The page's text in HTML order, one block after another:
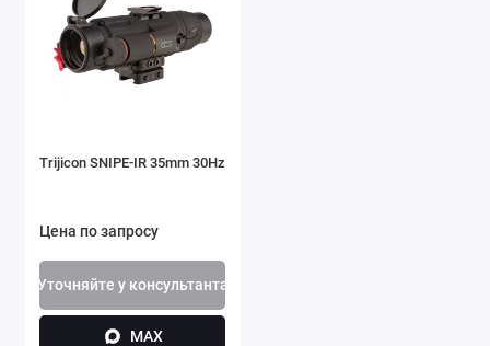
Trijicon SNIPE-IR 35mm 30Hz
Цена по запросу
Уточняйте у консультанта
MAX